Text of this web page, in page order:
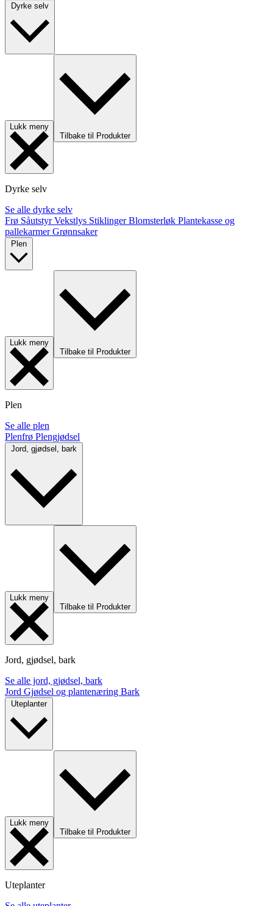
Lukk meny
Tilbake til Produkter
Dyrke selv
Se alle dyrke selv
Frø SåutstyrVekstlys StiklingerBlomsterløk Plantekasse og
pallekarmerGrønnsaker
Lukk meny
Tilbake til Produkter
Plen
Se alle plen
Plenfrø Plengjødsel
Lukk meny
Tilbake til Produkter
Jord, gjødsel, bark
Se alle jord, gjødsel, bark
Jord Gjødsel og plantenæring Bark
Uteplanter
Lukk meny
Tilbake til Produkter
Uteplanter